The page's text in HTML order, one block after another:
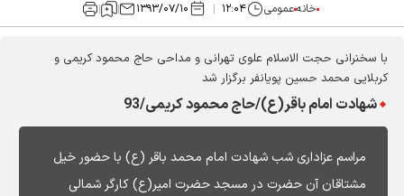
خانهعمومی ۱۲:۰۴ ۱۳۹۳/۰۷/۱۰
با سخنرانی حجت الاسلام علوی تهرانی و مداحی حاج محمود کریمی و
کربلایی محمد حسین پویانفر برگزار شد
شهادت امام باقر(ع)/حاج محمود کریمی/93
مراسم عزاداری شب شهادت امام محمد باقر (ع) با حضور خیل
مشتاقان آن حضرت در مسجد حضرت امیر(ع) کارگر شمالی